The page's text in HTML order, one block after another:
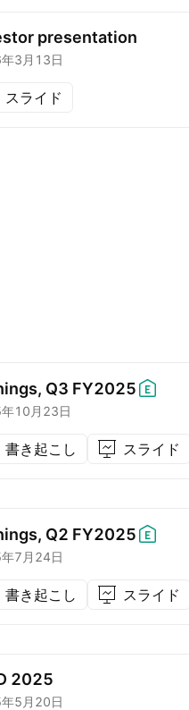
presentation
3月13日
スライド
Q3 FY2025
10月23日
書き起こし スライド
Q2 FY2025
7月24日
書き起こし スライド
2025
5月20日